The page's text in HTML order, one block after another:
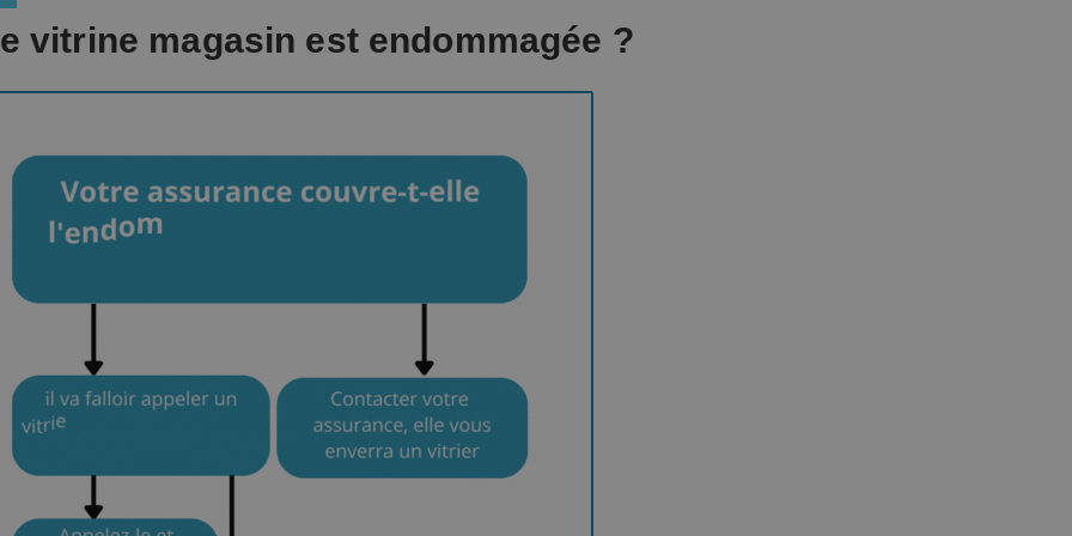
vitrine magasin est endommagée ?